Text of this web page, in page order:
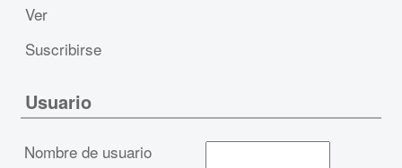
Ver
Suscribirse
Usuario
Nombre de usuario